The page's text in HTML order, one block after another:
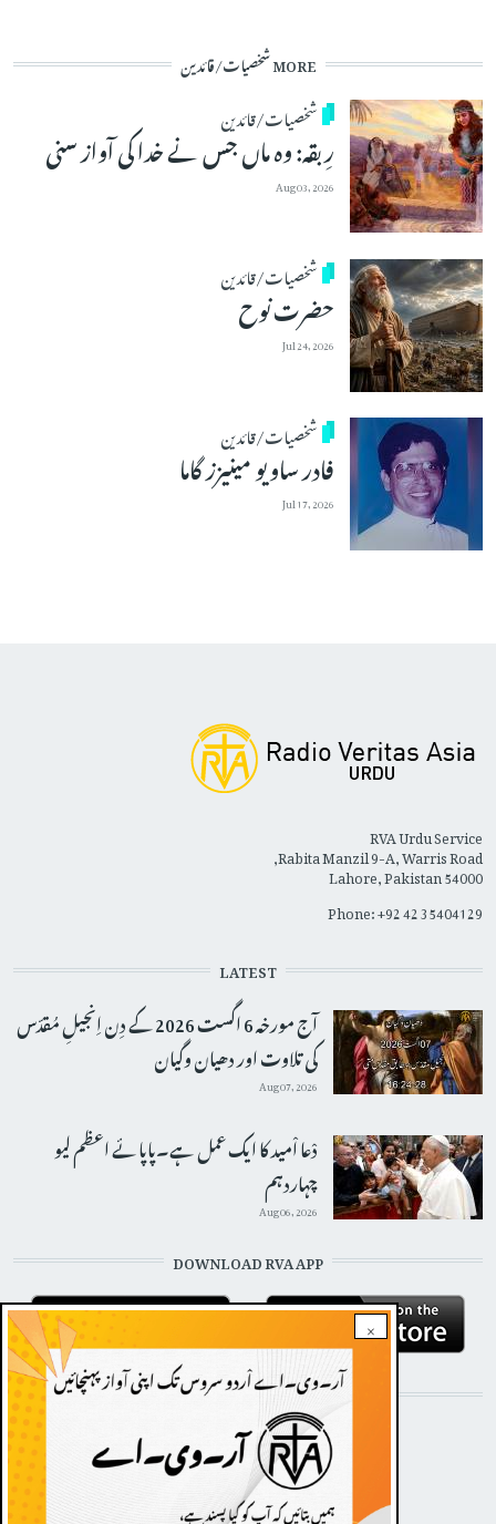
MORE شخصیات/قائدین
شخصیات/قائدین
رِبقہ: وہ ماں جس نے خدا کی آواز سنی
Aug 03, 2026
شخصیات/قائدین
حضرت نوح
Jul 24, 2026
شخصیات/قائدین
فادر ساویو مینیزز گاما
Jul 17, 2026
×
RVA Urdu Service
Rabita Manzil 9-A, Warris Road,
Lahore, Pakistan 54000
Phone: +92 42 35404129
LATEST
آج مورخہ 6 اگست 2026 کے دِن اِنجیلِ مُقدّس
کی تلاوت اور دھیان وگیان
Aug 07, 2026
دْعا اْمید کا ایک عمل ہے۔پاپائے اعظم لیو
چہاردہم
Aug 06, 2026
DOWNLOAD RVA APP
STAY CONNECTED WITH US!